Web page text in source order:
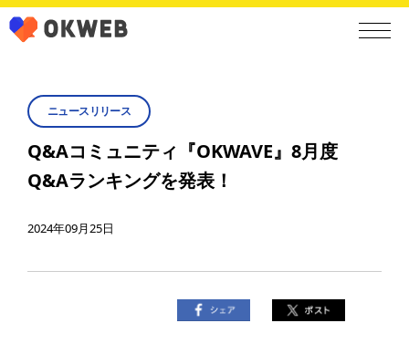
ニュースリリース
Q&Aコミュニティ『OKWAVE』8月度
Q&Aランキングを発表！
2024年09月25日